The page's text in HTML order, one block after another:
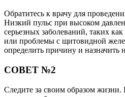
Обратитесь к врачу для
Низкий пульс при высоком
серьезных заболеваний, таких
или проблемы с щитовидной
определить причину и назначить
СОВЕТ №2
Следите за своим образом жизни.